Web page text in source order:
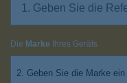
Die Marke Ihres Geräts
2. Geben Sie die Marke ein